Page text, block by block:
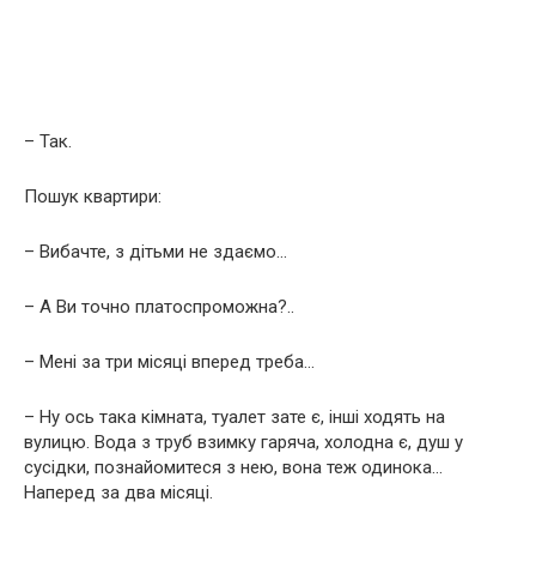
– Так.
Пошук квартири:
– Вибачте, з дітьми не здаємо…
– А Ви точно платоспроможна?..
– Мені за три місяці вперед треба…
– Ну ось така кімната, туалет зате є, інші ходять на
вулицю. Вода з труб взимку гаряча, холодна є, душ у
сусідки, познайомитеся з нею, вона теж одинока…
Наперед за два місяці.